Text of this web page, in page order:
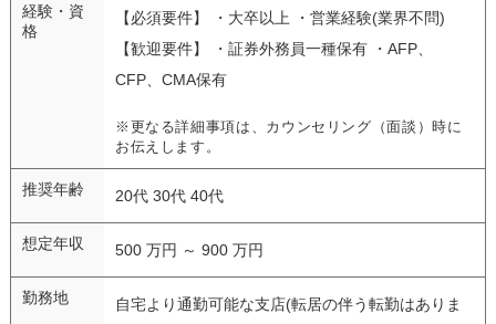
経験・資
格
【必須要件】 ・大卒以上 ・営業経験(業界不問)
【歓迎要件】 ・証券外務員一種保有 ・AFP、
CFP、CMA保有
※更なる詳細事項は、カウンセリング（面談）時に
お伝えします。
推奨年齢 20代 30代 40代
想定年収 500 万円 ～ 900 万円
勤務地
自宅より通勤可能な支店(転居の伴う転勤はありま